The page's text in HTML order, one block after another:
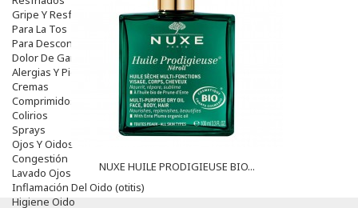
Gripe Y Resfriados
Para La Tos
Para Descongestionar La Nariz
Dolor De Garganta
Alergias Y Picaduras
Cremas
Comprimidos
Colirios
Sprays
Ojos Y Oidos
Congestión
Lavado Ojos
Inflamación Del Oido (otitis)
Higiene Oido
NUXE HUILE PRODIGIEUSE BIO...